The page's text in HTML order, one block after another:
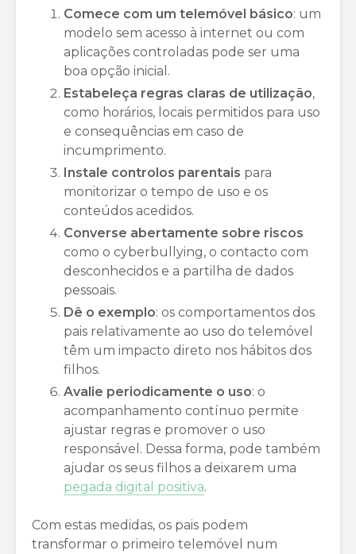
Comece com um telemóvel básico: um
modelo sem acesso à internet ou com
aplicações controladas pode ser uma
boa opção inicial.
Estabeleça regras claras de utilização,
como horários, locais permitidos para uso
e consequências em caso de
incumprimento.
Instale controlos parentais para
monitorizar o tempo de uso e os
conteúdos acedidos.
Converse abertamente sobre riscos
como o cyberbullying, o contacto com
desconhecidos e a partilha de dados
pessoais.
Dê o exemplo: os comportamentos dos
pais relativamente ao uso do telemóvel
têm um impacto direto nos hábitos dos
filhos.
Avalie periodicamente o uso: o
acompanhamento contínuo permite
ajustar regras e promover o uso
responsável. Dessa forma, pode também
ajudar os seus filhos a deixarem uma
pegada digital positiva.
Com estas medidas, os pais podem
transformar o primeiro telemóvel num